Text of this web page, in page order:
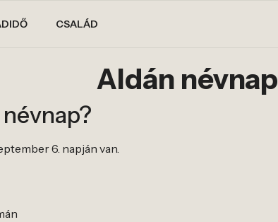
CSALÁD
Aldán névnap
6. napján van.